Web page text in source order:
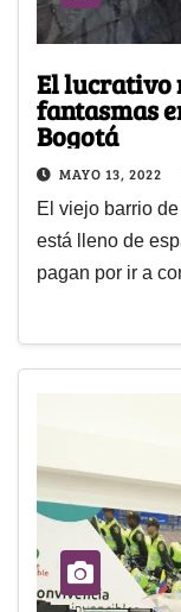
El lucrativo
fantasmas
Bogotá
MAYO 13, 2022
El viejo barrio
está lleno de
pagan por ir a